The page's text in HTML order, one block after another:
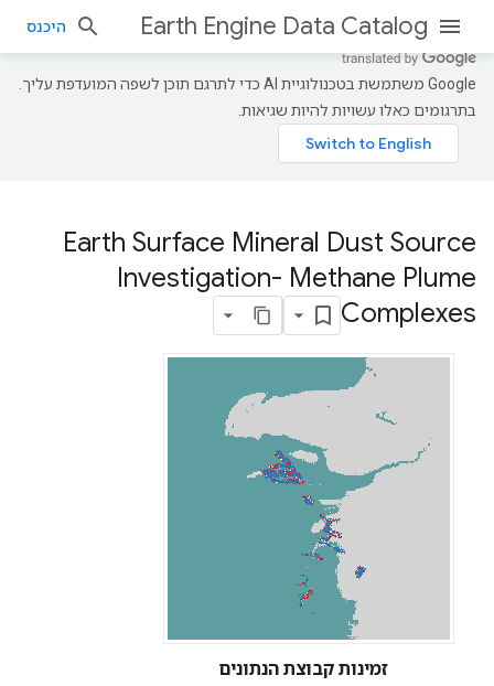
Earth Engine Data Catalog היכנס
‫Google משתמשת בטכנולוגיית AI כדי לתרגם תוכן לשפה המועדפת עליך.
בתרגומים כאלו עשויות להיות שגיאות.
Earth Surface Mineral Dust Source
Investigation- Methane Plume
Complexes
זמינות קבוצת הנתונים